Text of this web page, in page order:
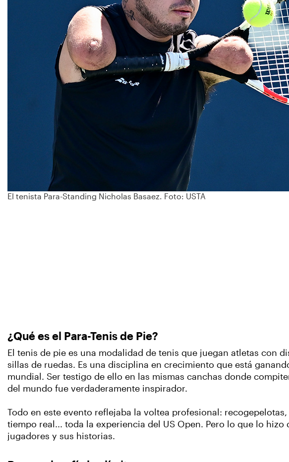
El tenista Para-Standing Nicholas Basaez. Foto: USTA
¿Qué es el Para-Tenis de Pie?
El tenis de pie es una modalidad de tenis que juegan atletas con
sillas de ruedas. Es una disciplina en crecimiento que está
mundial. Ser testigo de ello en las mismas canchas donde
del mundo fue verdaderamente inspirador.
Todo en este evento reflejaba la voltea profesional:
tiempo real... toda la experiencia del US Open. Pero lo que lo
jugadores y sus historias.